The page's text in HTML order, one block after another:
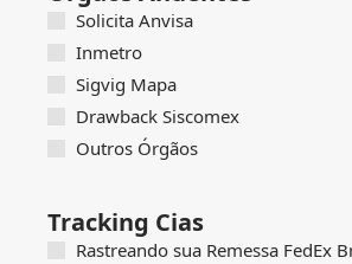
Solicita Anvisa
Inmetro
Sigvig Mapa
Drawback Siscomex
Outros Órgãos
Tracking Cias
Rastreando sua Remessa FedEx